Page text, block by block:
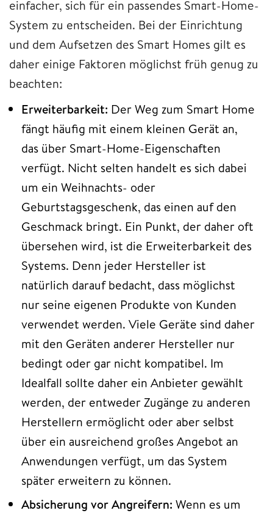
einfacher, sich für ein passendes Smart-Home-
System zu entscheiden. Bei der Einrichtung
und dem Aufsetzen des Smart Homes gilt es
daher einige Faktoren möglichst früh genug zu
beachten:
Erweiterbarkeit: Der Weg zum Smart Home
fängt häufig mit einem kleinen Gerät an,
das über Smart-Home-Eigenschaften
verfügt. Nicht selten handelt es sich dabei
um ein Weihnachts- oder
Geburtstagsgeschenk, das einen auf den
Geschmack bringt. Ein Punkt, der daher oft
übersehen wird, ist die Erweiterbarkeit des
Systems. Denn jeder Hersteller ist
natürlich darauf bedacht, dass möglichst
nur seine eigenen Produkte von Kunden
verwendet werden. Viele Geräte sind daher
mit den Geräten anderer Hersteller nur
bedingt oder gar nicht kompatibel. Im
Idealfall sollte daher ein Anbieter gewählt
werden, der entweder Zugänge zu anderen
Herstellern ermöglicht oder aber selbst
über ein ausreichend großes Angebot an
Anwendungen verfügt, um das System
später erweitern zu können.
Absicherung vor Angreifern: Wenn es um